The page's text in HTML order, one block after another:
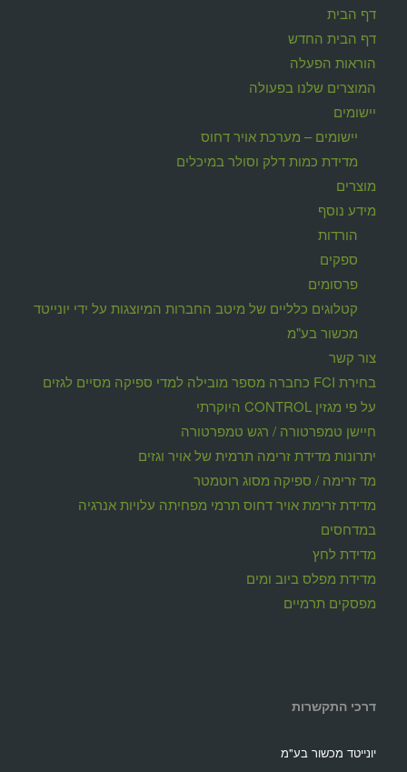
דף הבית
דף הבית החדש
הוראות הפעלה
המוצרים שלנו בפעולה
יישומים
יישומים – מערכת אויר דחוס
מדידת כמות דלק וסולר במיכלים
מוצרים
מידע נוסף
הורדות
ספקים
פרסומים
קטלוגים כלליים של מיטב החברות המיוצגות על ידי יונייטד
מכשור בע"מ
צור קשר
בחירת FCI כחברה מספר מובילה למדי ספיקה מסיים לגזים
על פי מגזין CONTROL היוקרתי
חיישן טמפרטורה / רגש טמפרטורה
יתרונות מדידת זרימה תרמית של אויר וגזים
מד זרימה / ספיקה מסוג רוטמטר
מדידת זרימת אויר דחוס תרמי מפחיתה עלויות אנרגיה
במדחסים
מדידת לחץ
מדידת מפלס ביוב ומים
מפסקים תרמיים
דרכי התקשרות
יונייטד מכשור בע"מ